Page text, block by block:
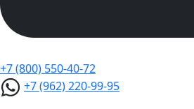
+7 (800) 550-40-72
+7 (962) 220-99-95